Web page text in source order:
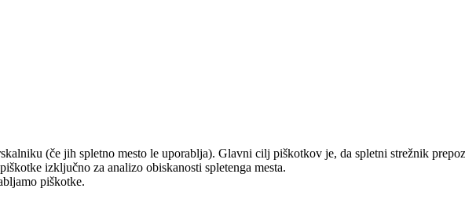
(če jih spletno mesto le uporablja). Glavni cilj piškotkov je, da spletni strežnik
izključno za analizo obiskanosti spletenga mesta.
piškotke.